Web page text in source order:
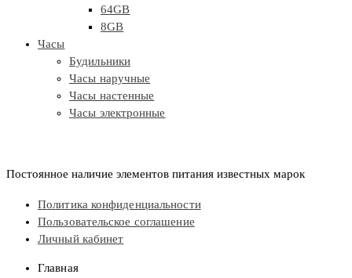
64GB
8GB
Часы
Будильники
Часы наручные
Часы настенные
Часы электронные
Постоянное наличие элементов питания известных марок
Политика конфиденциальности
Пользовательское соглашение
Личный кабинет
Главная